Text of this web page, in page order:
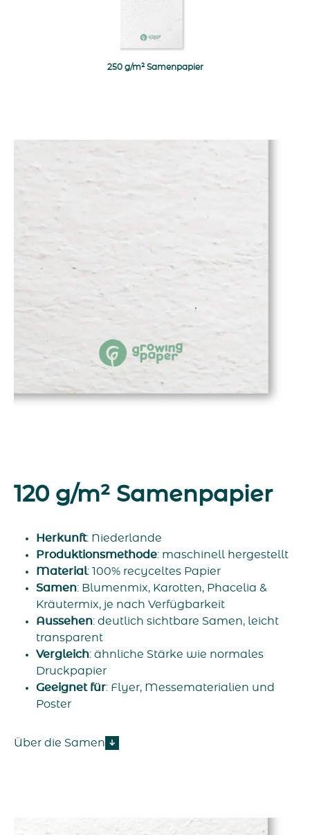
250 g/m² Samenpapier
120 g/m² Samenpapier
Herkunft: Niederlande
Produktionsmethode: maschinell hergestellt
Material: 100% recyceltes Papier
Samen: Blumenmix, Karotten, Phacelia &
Kräutermix, je nach Verfügbarkeit
Aussehen: deutlich sichtbare Samen, leicht
transparent
Vergleich: ähnliche Stärke wie normales
Druckpapier
Geeignet für: Flyer, Messematerialien und
Poster
Über die Samen